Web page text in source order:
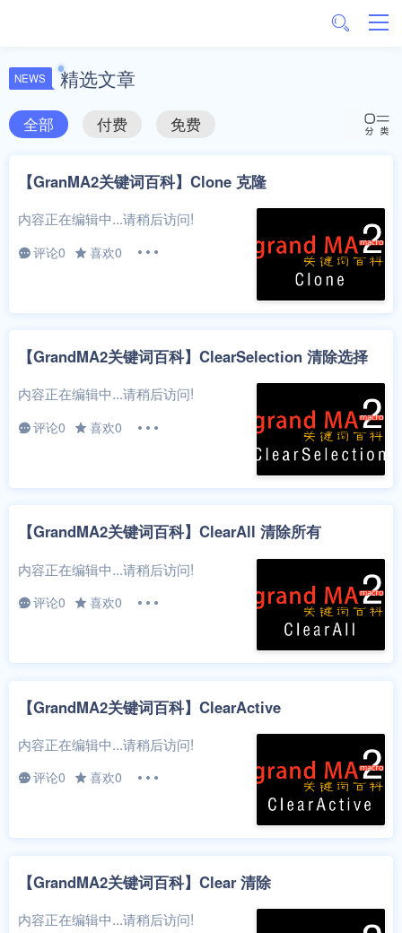
NEWS 精选文章
全部 付费 免费
【GranMA2关键词百科】Clone 克隆
内容正在编辑中...请稍后访问!
评论0 喜欢0
【GrandMA2关键词百科】ClearSelection 清除选择
内容正在编辑中...请稍后访问!
评论0 喜欢0
【GrandMA2关键词百科】ClearAll 清除所有
内容正在编辑中...请稍后访问!
评论0 喜欢0
【GrandMA2关键词百科】ClearActive
内容正在编辑中...请稍后访问!
评论0 喜欢0
【GrandMA2关键词百科】Clear 清除
内容正在编辑中...请稍后访问!